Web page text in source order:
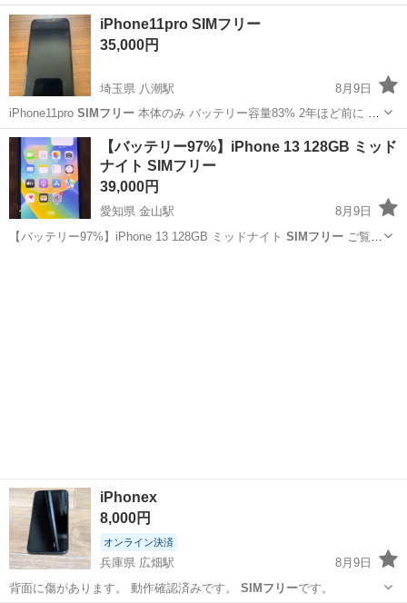
意志をはっきりと示して下さい 先着順ではありません お渡し日程や時
間などで私の都合に合う方優先 発送はしません お渡し場所はマップに
記載の馬橋駅改札口付近と...
東京 台東区 ノートパソコン
iPhone11pro SIMフリー
35,000円
埼玉県 八潮駅
8月9日
iPhone11pro SIMフリー本体のみ バッテリー容量83% 2年ほど前に 画
面&バッテリー等 純正部品交換済みです。 今後も長く使用できます。
ご検討よろしくお願い申し上げます。
埼玉 八潮市 八潮駅 電話、ＦＡＸ
【バッテリー97%】iPhone 13 128GB ミッド
ナイト SIMフリー
39,000円
愛知県 金山駅
8月9日
【バッテリー97%】iPhone 13 128GB ミッドナイト SIMフリーご覧い
iPhonex
8,000円
オンライン決済
兵庫県 広畑駅
8月9日
背面に傷があります。 動作確認済みです。 SIMフリーです。